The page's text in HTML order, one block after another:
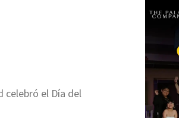
celebró el Día del